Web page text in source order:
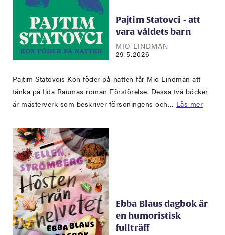
Pajtim Statovci - att
vara våldets barn
MIO LINDMAN
29.5.2026
Pajtim Statovcis Kon föder på natten får Mio Lindman att
tänka på Iida Raumas roman Förstörelse. Dessa två böcker
är mästerverk som beskriver försoningens och… Läs mer
Ebba Blaus dagbok är
en humoristisk
fullträff